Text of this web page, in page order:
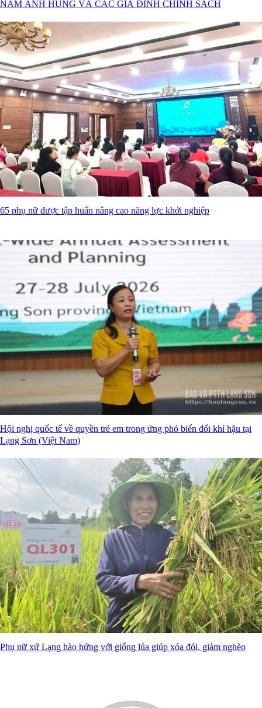
NAM ANH HÙNG VÀ CÁC GIA ĐÌNH CHÍNH SÁCH
65 phụ nữ được tập huấn nâng cao năng lực khởi nghiệp
Hội nghị quốc tế về quyền trẻ em trong ứng phó biến đổi khí hậu tại
Lạng Sơn (Việt Nam)
Phụ nữ xứ Lạng hào hứng với giống lúa giúp xóa đói, giảm nghèo